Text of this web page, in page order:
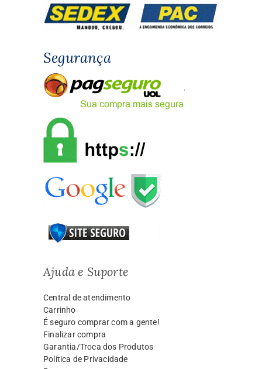
Segurança
Ajuda e Suporte
Central de atendimento
Carrinho
É seguro comprar com a gente!
Finalizar compra
Garantia/Troca dos Produtos
Política de Privacidade